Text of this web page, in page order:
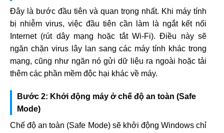
Đây là bước đầu tiên và quan trọng nhất. Khi máy tính
bị nhiễm virus, việc đầu tiên cần làm là ngắt kết nối
Internet (rút dây mạng hoặc tắt Wi-Fi). Điều này sẽ
ngăn chặn virus lây lan sang các máy tính khác trong
mạng, cũng như ngăn nó gửi dữ liệu ra ngoài hoặc tải
thêm các phần mềm độc hại khác về máy.
Bước 2: Khởi động máy ở chế độ an toàn (Safe
Mode)
Chế độ an toàn (Safe Mode) sẽ khởi động Windows chỉ